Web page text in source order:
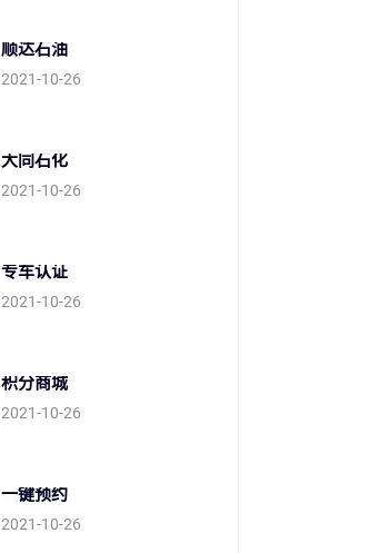
顺达石油
2021-10-26
大同石化
2021-10-26
专车认证
2021-10-26
积分商城
2021-10-26
一键预约
2021-10-26